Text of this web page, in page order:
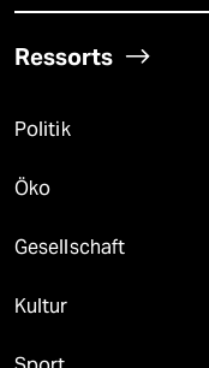
Ressorts
Politik
Öko
Gesellschaft
Kultur